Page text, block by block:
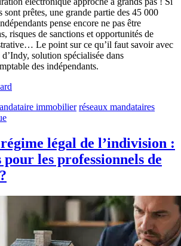
sont prêtes, une grande partie des 45 000
pense encore ne pas être
risques de sanctions et opportunités de
Le point sur ce qu’il faut savoir avec
solution spécialisée dans
des indépendants.
immobilier réseaux mandataires
légal de l’indivision :
les professionnels de